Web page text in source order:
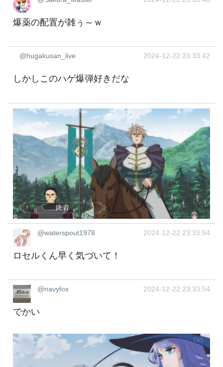
爆薬の配置が雑ぅ～ｗ
@hugakusan_live 2024-12-22 23:33:42
しかしこのハゲ爆弾好きだな
@waterspout1978 2024-12-22 23:33:54
ロセルくん早く気づいて！
@navyfox 2024-12-22 23:33:54
でかい